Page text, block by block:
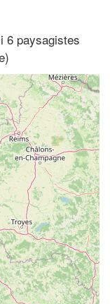
6 paysagistes